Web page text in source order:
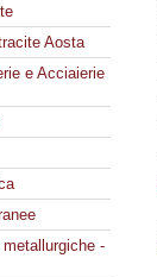
Aosta
e Acciaierie
-